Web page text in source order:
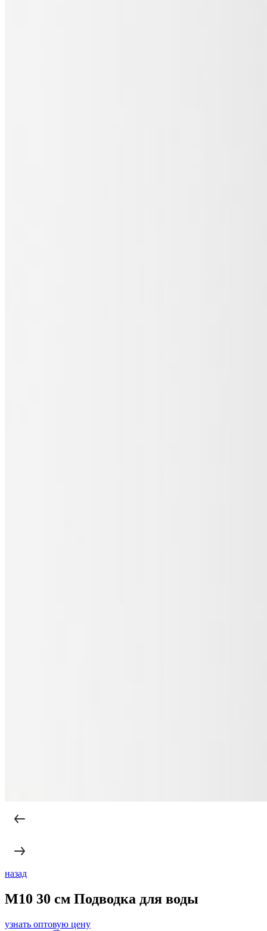
назад
M10 30 см Подводка для воды
узнать оптовую цену